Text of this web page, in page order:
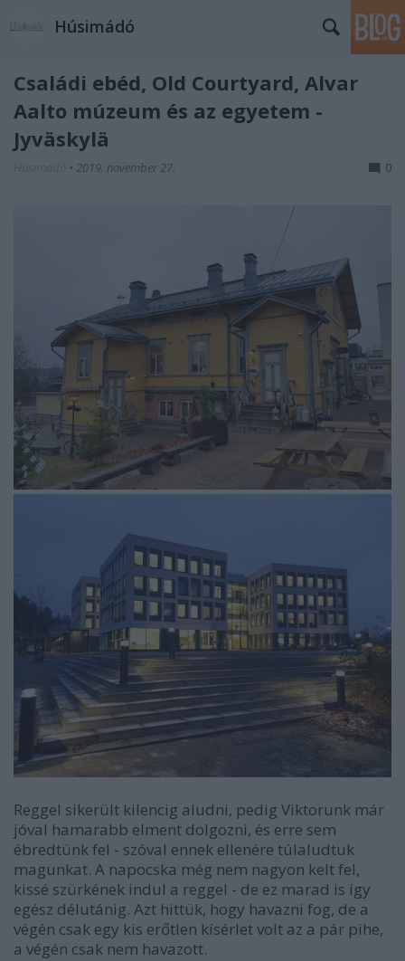
Húsimádó
Családi ebéd, Old Courtyard, Alvar
Aalto múzeum és az egyetem -
Jyväskylä
• 2019. november 27. 0
Reggel sikerült kilencig aludni, pedig Viktorunk már
jóval hamarabb elment dolgozni, és erre sem
ébredtünk fel - szóval ennek ellenére túlaludtuk
magunkat. A napocska még nem nagyon kelt fel,
kissé szürkének indul a reggel - de ez marad is így
egész délutánig. Azt hittük, hogy havazni fog, de a
végén csak egy kis erőtlen kísérlet volt az a pár pihe,
a végén csak nem havazott.